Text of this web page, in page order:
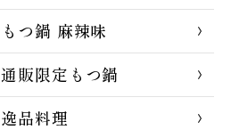
もつ鍋 麻辣味
通販限定もつ鍋
逸品料理